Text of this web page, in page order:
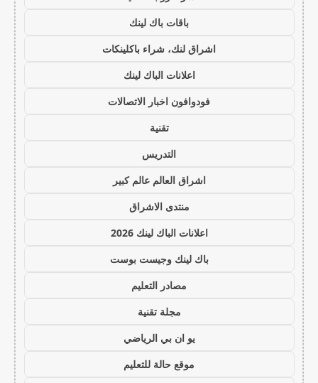
باقات باك لينك
اشراق لنك، شراء باكلينكات
اعلانات الباك لينك
فودوافون اخبار الاتصالات
تقنية
التدريس
اشراق العالم عالم كبير
منتدى الاشراق
اعلانات الباك لينك 2026
باك لينك وجيست بوست
مصادر التعليم
مجلة تقنية
يو ان بي الرياضي
موقع حالة للتعليم